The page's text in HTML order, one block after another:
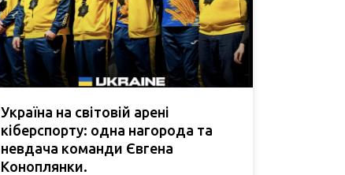
Україна на світовій арені
кіберспорту: одна нагорода та
невдача команди Євгена
Коноплянки.